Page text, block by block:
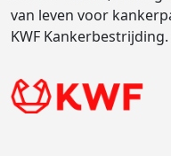
van leven voor
KWF Kankerbestrijding.